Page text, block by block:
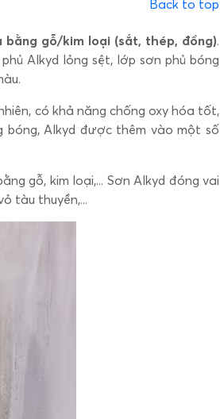
Back to top
gỗ/kim loại (sắt, thép, đồng).
Alkyd lỏng sệt, lớp sơn phủ bóng
có khả năng chống oxy hóa tốt,
bóng, Alkyd được thêm vào một số
gỗ, kim loại,... Sơn Alkyd đóng vai
tàu thuyền,...